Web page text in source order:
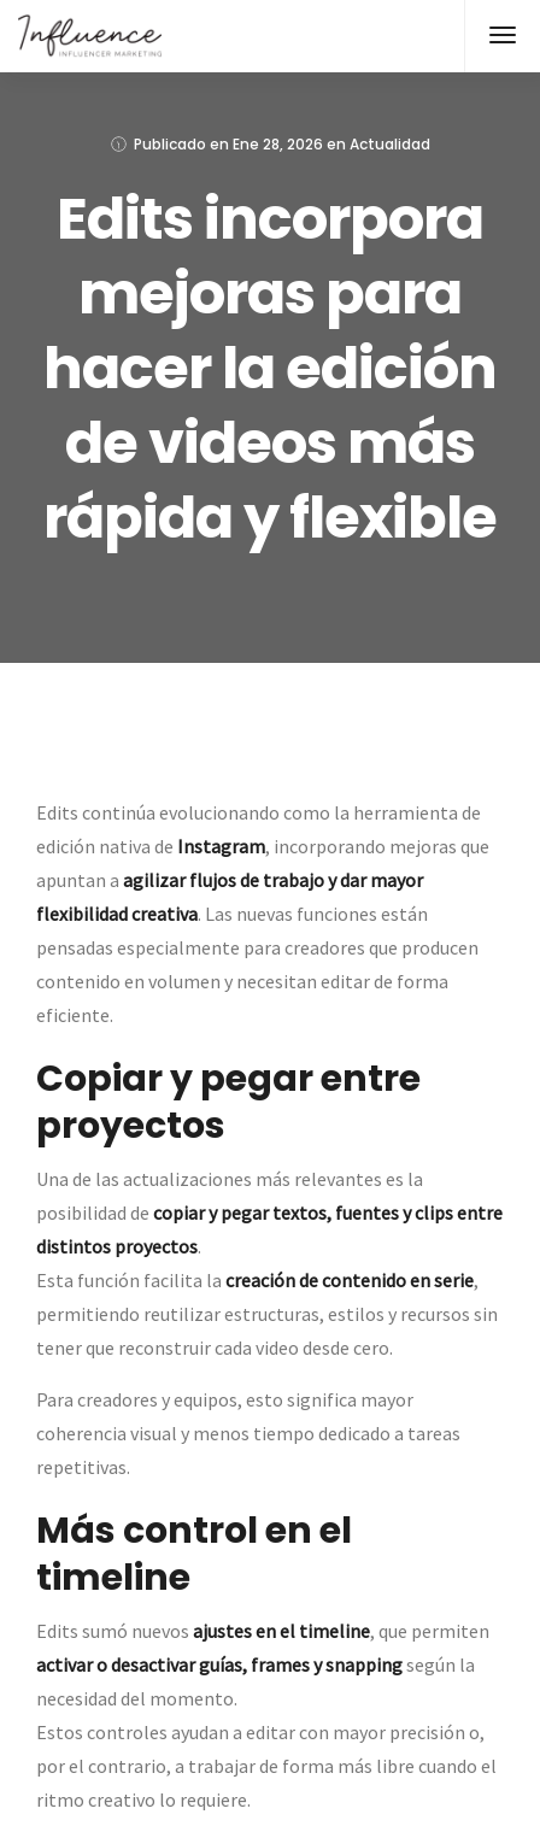
Publicado en Ene 28, 2026 en Actualidad
Edits incorpora
mejoras para
hacer la edición
de videos más
rápida y flexible
Edits continúa evolucionando como la herramienta de
edición nativa de Instagram, incorporando mejoras que
apuntan a agilizar flujos de trabajo y dar mayor
flexibilidad creativa. Las nuevas funciones están
pensadas especialmente para creadores que producen
contenido en volumen y necesitan editar de forma
eficiente.
Copiar y pegar entre
proyectos
Una de las actualizaciones más relevantes es la
posibilidad de copiar y pegar textos, fuentes y clips entre
distintos proyectos.
Esta función facilita la creación de contenido en serie,
permitiendo reutilizar estructuras, estilos y recursos sin
tener que reconstruir cada video desde cero.
Para creadores y equipos, esto significa mayor
coherencia visual y menos tiempo dedicado a tareas
repetitivas.
Más control en el
timeline
Edits sumó nuevos ajustes en el timeline, que permiten
activar o desactivar guías, frames y snappingsegún la
necesidad del momento.
Estos controles ayudan a editar con mayor precisión o,
por el contrario, a trabajar de forma más libre cuando el
ritmo creativo lo requiere.